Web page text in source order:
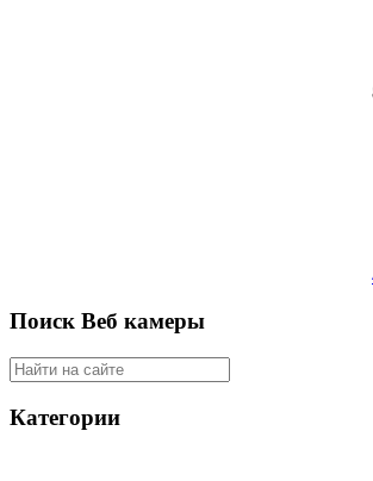
Поиск Веб камеры
Категории